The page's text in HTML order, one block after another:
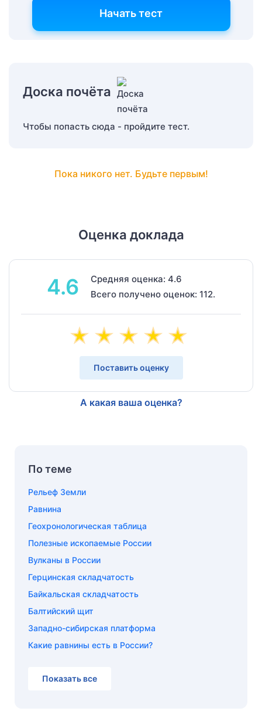
Начать тест
Доска почёта
Чтобы попасть сюда - пройдите тест.
Пока никого нет. Будьте первым!
Оценка доклада
4.6
Средняя оценка: 4.6
Всего получено оценок: 112.
Поставить оценку
А какая ваша оценка?
По теме
Рельеф Земли
Равнина
Геохронологическая таблица
Полезные ископаемые России
Вулканы в России
Герцинская складчатость
Байкальская складчатость
Балтийский щит
Западно-сибирская платформа
Какие равнины есть в России?
Показать все